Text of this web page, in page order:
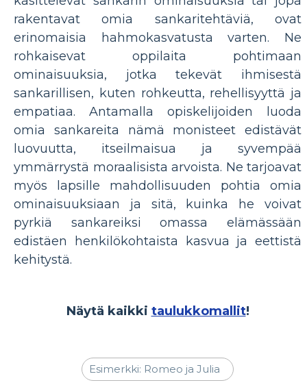
rakentavat omia sankaritehtäviä, ovat
erinomaisia ​​hahmokasvatusta varten. Ne
rohkaisevat oppilaita pohtimaan
ominaisuuksia, jotka tekevät ihmisestä
sankarillisen, kuten rohkeutta, rehellisyyttä ja
empatiaa. Antamalla opiskelijoiden luoda
omia sankareita nämä monisteet edistävät
luovuutta, itseilmaisua ja syvempää
ymmärrystä moraalisista arvoista. Ne tarjoavat
myös lapsille mahdollisuuden pohtia omia
ominaisuuksiaan ja sitä, kuinka he voivat
pyrkiä sankareiksi omassa elämässään
edistäen henkilökohtaista kasvua ja eettistä
kehitystä.
Näytä kaikki taulukkomallit!